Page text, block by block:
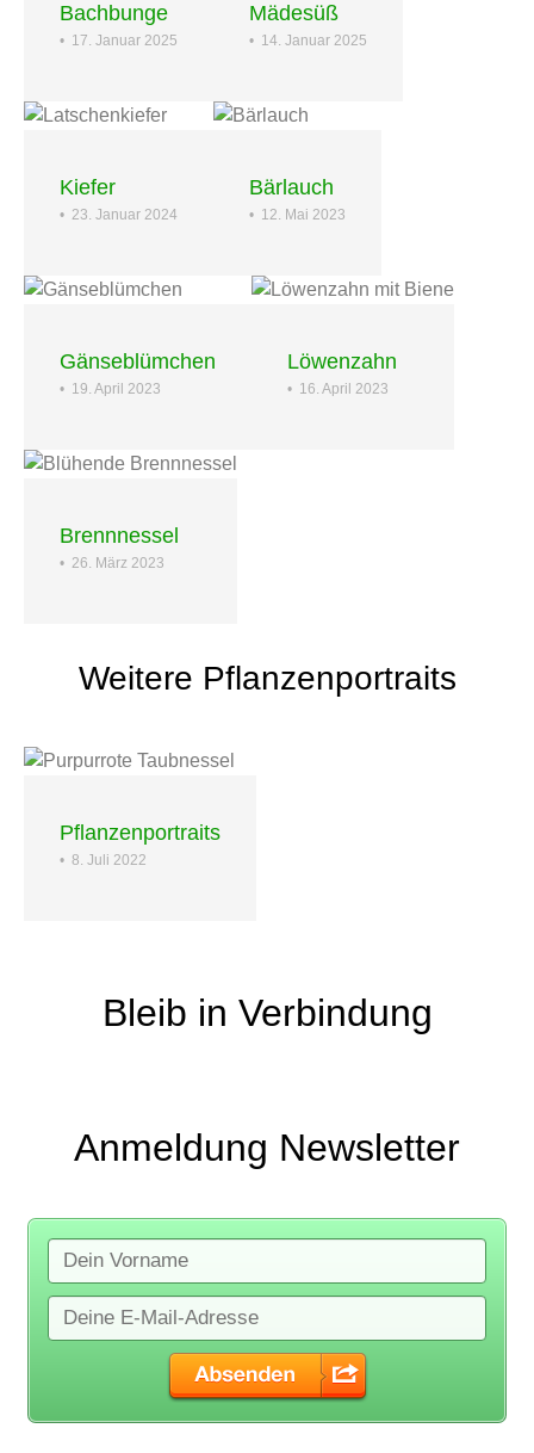
Bachbunge
• 17. Januar 2025
Mädesüß
• 14. Januar 2025
Kiefer
• 23. Januar 2024
Bärlauch
• 12. Mai 2023
Gänseblümchen
• 19. April 2023
Löwenzahn
• 16. April 2023
Brennnessel
• 26. März 2023
Weitere Pflanzenportraits
Pflanzenportraits
• 8. Juli 2022
Bleib in Verbindung
Anmeldung Newsletter